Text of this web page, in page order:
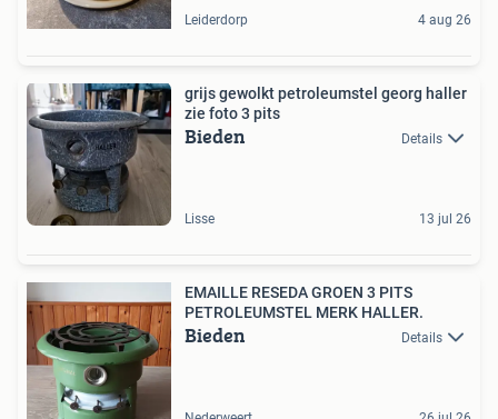
Leiderdorp 4 aug 26
grijs gewolkt petroleumstel georg haller
zie foto 3 pits
Bieden Details
Lisse 13 jul 26
EMAILLE RESEDA GROEN 3 PITS
PETROLEUMSTEL MERK HALLER.
Bieden Details